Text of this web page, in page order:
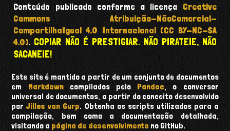
Conteúdo publicado conforme a licença Creative
Commons Atribuição-NãoComercial-
CompartilhaIgual 4.0 Internacional (CC BY-NC-SA
4.0).COPIAR NÃO É PRESTIGIAR. NÃO PIRATEIE, NÃO
SACANEIE!
Este site é mantido a partir de um conjunto de documentos
em Markdowncompilados pelo Pandoc , o conversor
universal de documentos, a partir do conceito desenvolvido
porJilles van Gurp. Obtenha os scripts utilizados para a
compilação, bem como a documentação detalhada,
visitando a página de desenvolvimento no GitHub.